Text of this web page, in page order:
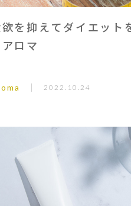
を抑えてダイエット
ロマ
2022.10.24